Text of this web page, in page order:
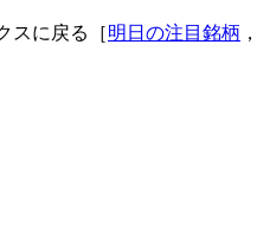
スに戻る［明日の注目銘柄 ，